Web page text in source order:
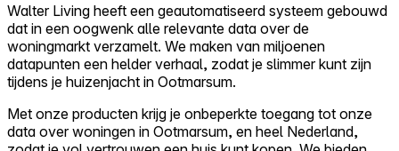
Walter Living heeft een geautomatiseerd systeem gebouwd
dat in een oogwenk alle relevante data over de
woningmarkt verzamelt. We maken van miljoenen
datapunten een helder verhaal, zodat je slimmer kunt zijn
tijdens je huizenjacht in Ootmarsum.
Met onze producten krijg je onbeperkte toegang tot onze
data over woningen in Ootmarsum, en heel Nederland,